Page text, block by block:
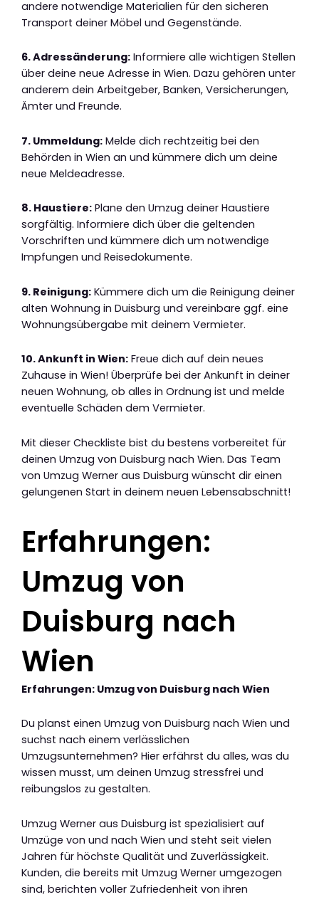
andere notwendige Materialien für den sicheren
Transport deiner Möbel und Gegenstände.
6. Adressänderung: Informiere alle wichtigen Stellen
über deine neue Adresse in Wien. Dazu gehören unter
anderem dein Arbeitgeber, Banken, Versicherungen,
Ämter und Freunde.
7. Ummeldung: Melde dich rechtzeitig bei den
Behörden in Wien an und kümmere dich um deine
neue Meldeadresse.
8. Haustiere: Plane den Umzug deiner Haustiere
sorgfältig. Informiere dich über die geltenden
Vorschriften und kümmere dich um notwendige
Impfungen und Reisedokumente.
9. Reinigung: Kümmere dich um die Reinigung deiner
alten Wohnung in Duisburg und vereinbare ggf. eine
Wohnungsübergabe mit deinem Vermieter.
10. Ankunft in Wien: Freue dich auf dein neues
Zuhause in Wien! Überprüfe bei der Ankunft in deiner
neuen Wohnung, ob alles in Ordnung ist und melde
eventuelle Schäden dem Vermieter.
Mit dieser Checkliste bist du bestens vorbereitet für
deinen Umzug von Duisburg nach Wien. Das Team
von Umzug Werner aus Duisburg wünscht dir einen
gelungenen Start in deinem neuen Lebensabschnitt!
Erfahrungen:
Umzug von
Duisburg nach
Wien
Erfahrungen: Umzug von Duisburg nach Wien
Du planst einen Umzug von Duisburg nach Wien und
suchst nach einem verlässlichen
Umzugsunternehmen? Hier erfährst du alles, was du
wissen musst, um deinen Umzug stressfrei und
reibungslos zu gestalten.
Umzug Werner aus Duisburg ist spezialisiert auf
Umzüge von und nach Wien und steht seit vielen
Jahren für höchste Qualität und Zuverlässigkeit.
Kunden, die bereits mit Umzug Werner umgezogen
sind, berichten voller Zufriedenheit von ihren